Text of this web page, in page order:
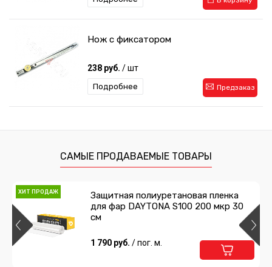
Нож с фиксатором
238 руб. / шт
Предзаказ
Подробнее
1 485 руб./ шт
Двухсторонний скотч 3M
215 руб./ шт
Предзаказ
САМЫЕ ПРОДАВАЕМЫЕ ТОВАРЫ
ХИТ ПРОДАЖ
Защитная полиуретановая пленка
для фар DAYTONA S100 200 мкр 30
см
1 790 руб. / пог. м.